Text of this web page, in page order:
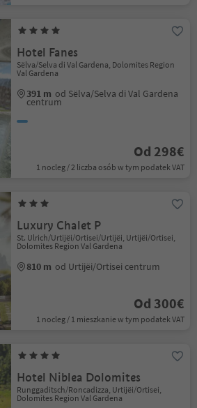
Hotel Fanes
Sëlva/Selva di Val Gardena, Dolomites Region
Val Gardena
391 m od Sëlva/Selva di Val Gardena
centrum
Od 298€
1 nocleg / 2 liczba osób w tym podatek VAT
Luxury Chalet P
St. Ulrich/Urtijëi/Ortisei/Urtijëi, Urtijëi/Ortisei,
Dolomites Region Val Gardena
810 m od Urtijëi/Ortisei centrum
Od 300€
1 nocleg / 1 mieszkanie w tym podatek VAT
Hotel Niblea Dolomites
Runggaditsch/Roncadizza, Urtijëi/Ortisei,
Dolomites Region Val Gardena